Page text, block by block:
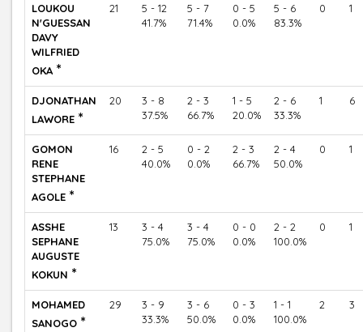
LOUKOU
N'GUESSAN
DAVY
WILFRIED
OKA *
21
5 - 12
41.7%
5 - 7
71.4%
0 - 5
0.0%
5 - 6
83.3%
0 1
DJONATHAN
LAWORE *
20
3 - 8
37.5%
2 - 3
66.7%
1 - 5
20.0%
2 - 6
33.3%
1 6
GOMON
RENE
STEPHANE
AGOLE *
16
2 - 5
40.0%
0 - 2
0.0%
2 - 3
66.7%
2 - 4
50.0%
0 1
ASSHE
SEPHANE
AUGUSTE
KOKUN *
13
3 - 4
75.0%
3 - 4
75.0%
0 - 0
0.0%
2 - 2
100.0%
0 1
MOHAMED
SANOGO *
29
3 - 9
33.3%
3 - 6
50.0%
0 - 3
0.0%
1 - 1
100.0%
2 3